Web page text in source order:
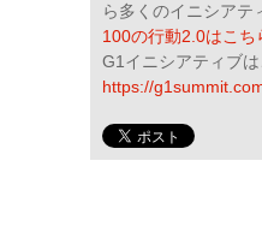
ら多くのイニシアテ
100の行動2.0はこち
G1イニシアティブ
https://